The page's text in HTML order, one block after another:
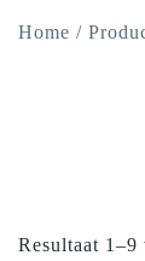
Home /
Resultaat 1–9